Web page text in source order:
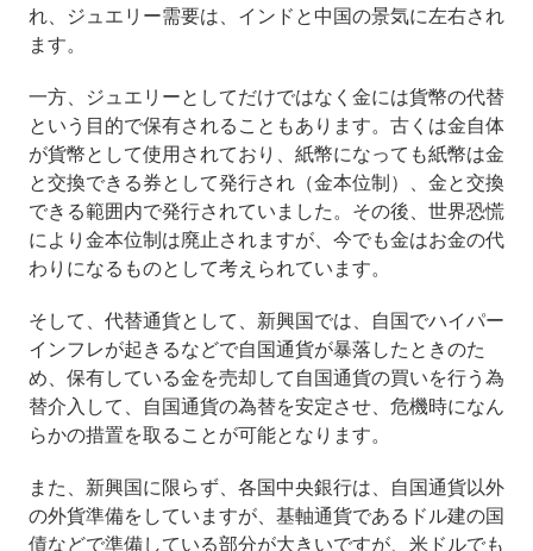
れ、ジュエリー需要は、インドと中国の景気に左右され
ます。
一方、ジュエリーとしてだけではなく金には貨幣の代替
という目的で保有されることもあります。古くは金自体
が貨幣として使用されており、紙幣になっても紙幣は金
と交換できる券として発行され（金本位制）、金と交換
できる範囲内で発行されていました。その後、世界恐慌
により金本位制は廃止されますが、今でも金はお金の代
わりになるものとして考えられています。
そして、代替通貨として、新興国では、自国でハイパー
インフレが起きるなどで自国通貨が暴落したときのた
め、保有している金を売却して自国通貨の買いを行う為
替介入して、自国通貨の為替を安定させ、危機時になん
らかの措置を取ることが可能となります。
また、新興国に限らず、各国中央銀行は、自国通貨以外
の外貨準備をしていますが、基軸通貨であるドル建の国
債などで準備している部分が大きいですが、米ドルでも